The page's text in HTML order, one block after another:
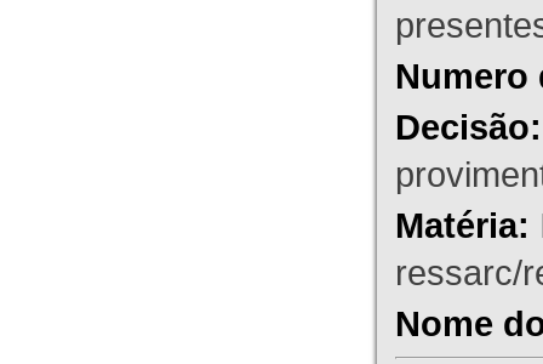
Numero
Decisão:
Matéria:
ressarc/
Nome